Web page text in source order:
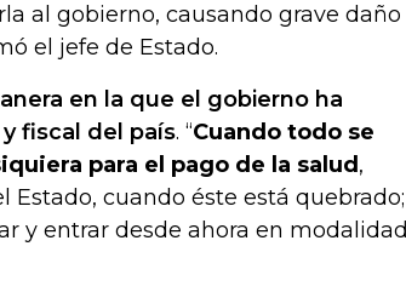
al gobierno, causando grave daño
el jefe de Estado.
en la que el gobierno ha
fiscal del país. “Cuando todo se
para el pago de la salud ,
cuando éste está quebrado;
y entrar desde ahora en modalidad